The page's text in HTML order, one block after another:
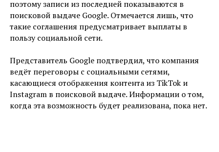
поэтому записи из последней показываются в
поисковой выдаче Google. Отмечается лишь, что
такие соглашения предусматривает выплаты в
пользу социальной сети.
Представитель Google подтвердил, что компания
ведёт переговоры с социальными сетями,
касающиеся отображения контента из TikTok и
Instagram в поисковой выдаче. Информации о том,
когда эта возможность будет реализована, пока нет.